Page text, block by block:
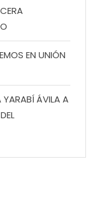
EN UNIÓN
YARABÍ ÁVILA A